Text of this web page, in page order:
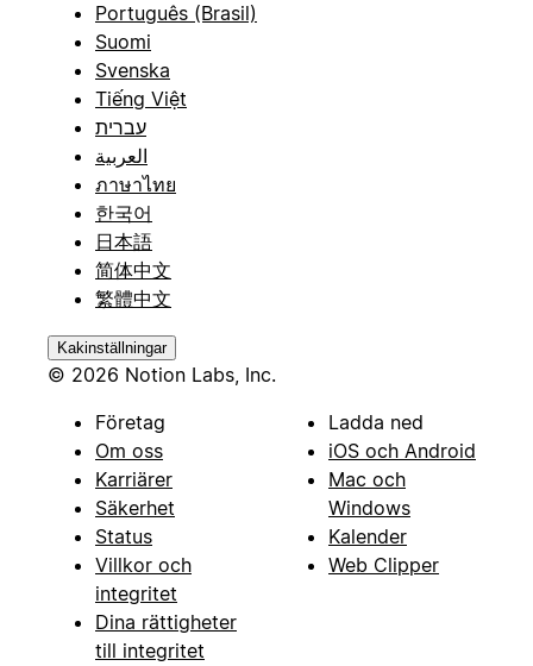
Português (Brasil)
Suomi
Svenska
Tiếng Việt
עברית
العربية
ภาษาไทย
한국어
日本語
简体中文
繁體中文
Kakinställningar
© 2026 Notion Labs, Inc.
Företag
Om oss
Karriärer
Säkerhet
Status
Villkor och
integritet
Dina rättigheter
till integritet
Ladda ned
iOS och Android
Mac och
Windows
Kalender
Web Clipper